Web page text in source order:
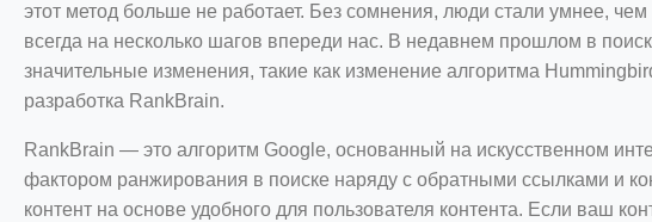
этот метод больше не работает. Без сомнения, люди стали умнее,
всегда на несколько шагов впереди нас. В недавнем прошлом в
значительные изменения, такие как изменение алгоритма
разработка RankBrain.
RankBrain — это алгоритм Google, основанный на искусственном
фактором ранжирования в поиске наряду с обратными ссылками и
контент на основе удобного для пользователя контента. Если ваш